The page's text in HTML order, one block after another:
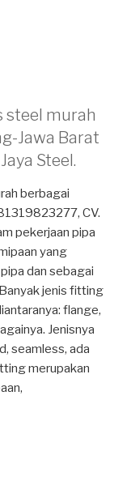
murah
Jawa Barat
Steel.
berbagai
CV.
pekerjaan pipa
yang
dan sebagai
jenis fitting
flange,
Jenisnya
seamless, ada
merupakan